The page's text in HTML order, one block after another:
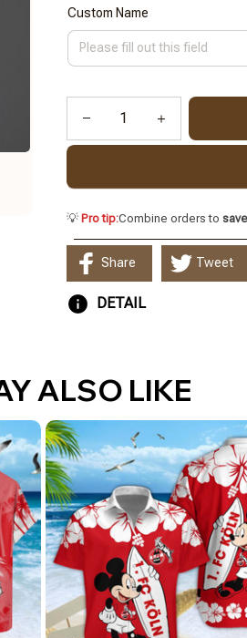
Custom Name
💡 Pro tip:Combine orders to save
Share Tweet
DETAIL
ALSO LIKE